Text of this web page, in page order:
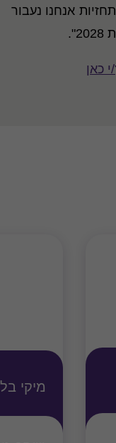
אנחנו נעבור
כאן
מיקי